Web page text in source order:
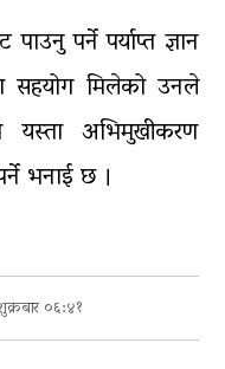
पर्ने पर्याप्त ज्ञान
सहयोग मिलेको उनले
यस्ता अभिमुखीकरण
भनाई छ ।
०६:४१